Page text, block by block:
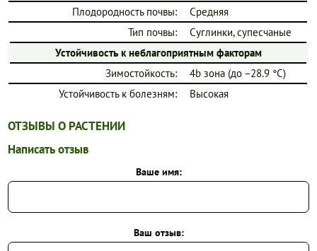
Плодородность почвы:
Средняя
Тип почвы:
Суглинки, супесчаные
Устойчивость к неблагоприятным факторам
Зимостойкость:
4b зона (до −28.9 °C)
Устойчивость к болезням:
Высокая
ОТЗЫВЫ О РАСТЕНИИ
Написать отзыв
Ваше имя:
Ваш отзыв: